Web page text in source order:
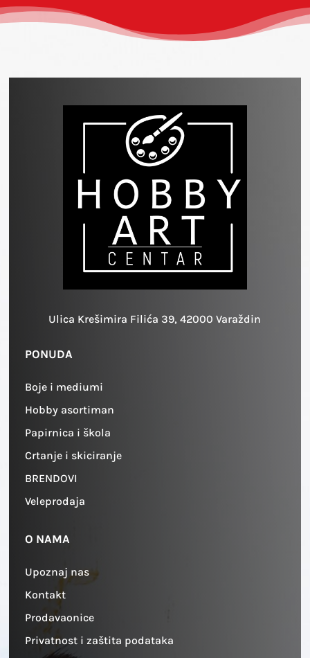
Ulica Krešimira Filića 39, 42000 Varaždin
PONUDA
Boje i mediumi
Hobby asortiman
Papirnica i škola
Crtanje i skiciranje
BRENDOVI
Veleprodaja
O NAMA
Upoznaj nas
Kontakt
Prodavaonice
Privatnost i zaštita podataka